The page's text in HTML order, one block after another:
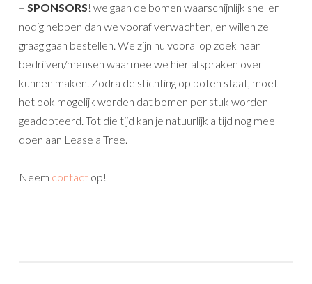
– SPONSORS! we gaan de bomen waarschijnlijk sneller
nodig hebben dan we vooraf verwachten, en willen ze
graag gaan bestellen. We zijn nu vooral op zoek naar
bedrijven/mensen waarmee we hier afspraken over
kunnen maken. Zodra de stichting op poten staat, moet
het ook mogelijk worden dat bomen per stuk worden
geadopteerd. Tot die tijd kan je natuurlijk altijd nog mee
doen aan Lease a Tree.
Neem contact op!